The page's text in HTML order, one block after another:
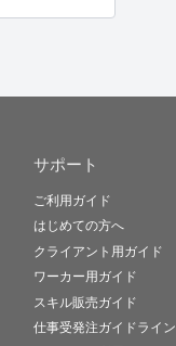
サポート
ご利用ガイド
はじめての方へ
クライアント用ガイド
ワーカー用ガイド
スキル販売ガイド
仕事受発注ガイドライン